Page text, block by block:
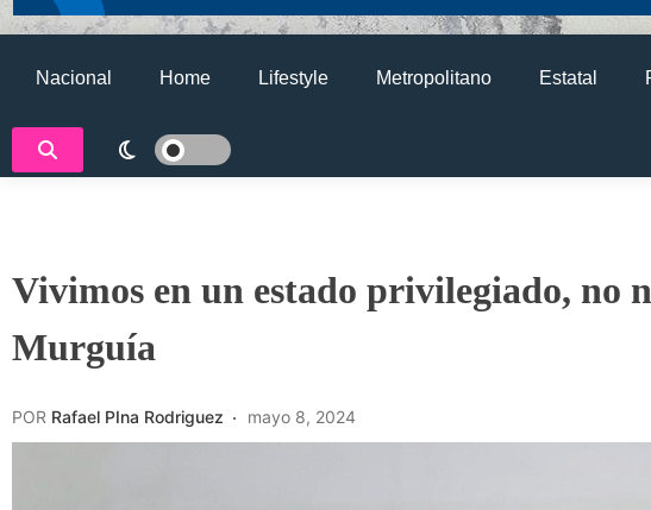
Nacional Home Lifestyle Metropolitano Estatal
Vivimos en un estado privilegiado, no
Murguía
POR Rafael PIna Rodriguez mayo 8, 2024